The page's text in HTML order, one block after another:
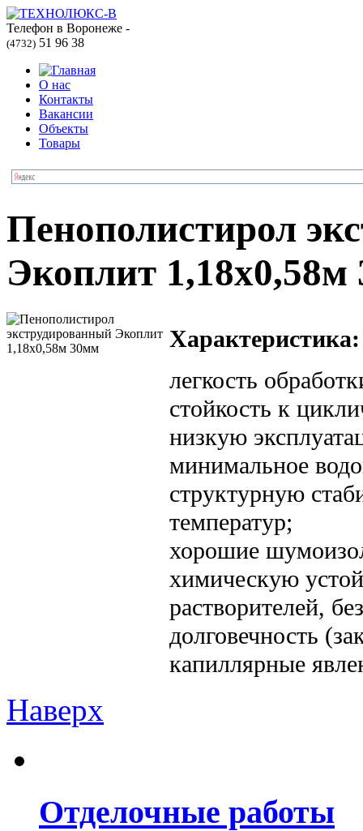
Телефон в Воронеже -
(4732) 51 96 38
О нас
Контакты
Вакансии
Объекты
Товары
Пенополистирол
Экоплит
Характеристика:
легкость
стойкость к
низкую
минимальное
структурную
температур;
хорошие
химическую
растворителей,
долговечность
капиллярные
Наверх
Отделочные работы